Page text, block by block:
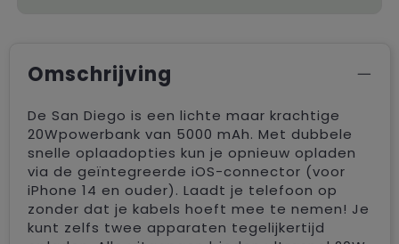
Omschrijving
De San Diego is een lichte maar krachtige
20Wpowerbank van 5000 mAh. Met dubbele
snelle oplaadopties kun je opnieuw opladen
via de geïntegreerde iOS-connector (voor
iPhone 14 en ouder). Laadt je telefoon op
zonder dat je kabels hoeft mee te nemen! Je
kunt zelfs twee apparaten tegelijkertijd